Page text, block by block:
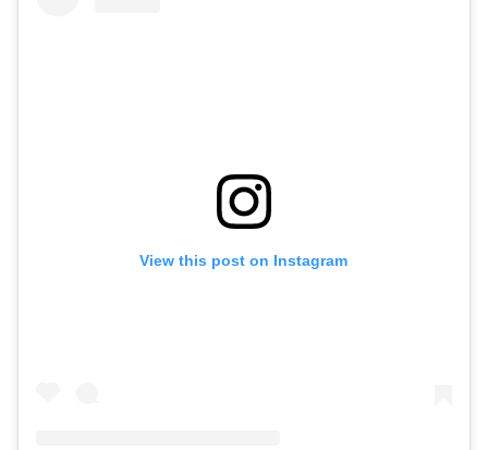
View this post on Instagram